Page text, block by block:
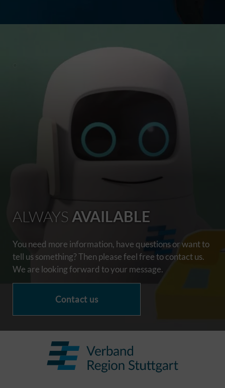
ALWAYS AVAILABLE
You need more information, have questions or want to
tell us something? Then please feel free to contact us.
We are looking forward to your message.
Contact us